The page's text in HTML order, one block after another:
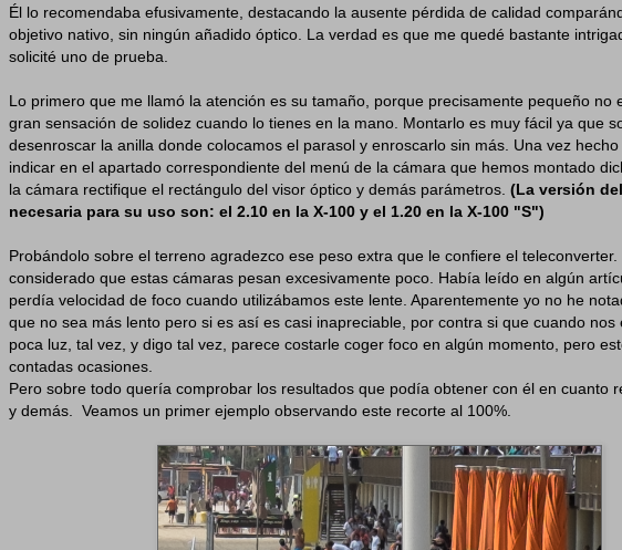
Él lo recomendaba efusivamente, destacando la ausente pérdida de calidad
objetivo nativo, sin ningún añadido óptico. La verdad es que me quedé bastante
solicité uno de prueba.
Lo primero que me llamó la atención es su tamaño, porque precisamente pequeño no
gran sensación de solidez cuando lo tienes en la mano. Montarlo es muy fácil ya que
desenroscar la anilla donde colocamos el parasol y enroscarlo sin más. Una vez
indicar en el apartado correspondiente del menú de la cámara que hemos montado
la cámara rectifique el rectángulo del visor óptico y demás parámetros. (La versión
necesaria para su uso son: el 2.10 en la X-100 y el 1.20 en la X-100 "S")
Probándolo sobre el terreno agradezco ese peso extra que le confiere el
considerado que estas cámaras pesan excesivamente poco. Había leído en algún
perdía velocidad de foco cuando utilizábamos este lente. Aparentemente yo no he
que no sea más lento pero si es así es casi inapreciable, por contra si que cuando nos
poca luz, tal vez, y digo tal vez, parece costarle coger foco en algún momento, pero
contadas ocasiones.
Pero sobre todo quería comprobar los resultados que podía obtener con él en cuanto
y demás. Veamos un primer ejemplo observando este recorte al 100%.